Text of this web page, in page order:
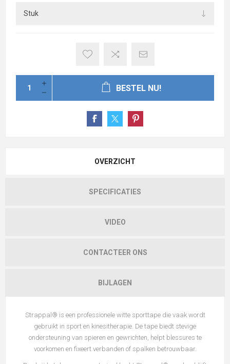
BESTEL NU!
OVERZICHT
SPECIFICATIES
VIDEO
CONTACTEER ONS
BIJLAGEN
Strappal® is een professionele witte sporttape die vaak wordt
gebruikt in sport en kinesitherapie. De tape biedt stevige
ondersteuning van spieren en gewrichten, helpt blessures te
voorkomen en fixeert verbanden of spalken betrouwbaar.